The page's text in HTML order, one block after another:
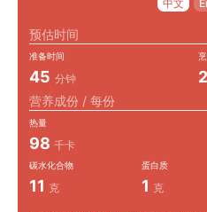
中文
预估时间
准备时间
45 分钟
营养成份 / 每份
热量
98 千卡
碳水化合物
11 克
蛋白质
1 克